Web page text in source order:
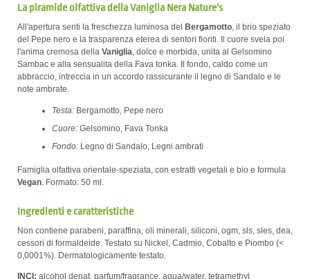
La piramide olfattiva della Vaniglia Nera Nature's
All'apertura senti la freschezza luminosa del Bergamotto, il brio speziato
del Pepe nero e la trasparenza eterea di sentori fioriti. Il cuore svela poi
l'anima cremosa della Vaniglia, dolce e morbida, unita al Gelsomino
Sambac e alla sensualita della Fava tonka. Il fondo, caldo come un
abbraccio, intreccia in un accordo rassicurante il legno di Sandalo e le
note ambrate.
Testa: Bergamotto, Pepe nero
Cuore: Gelsomino, Fava Tonka
Fondo: Legno di Sandalo, Legni ambrati
Famiglia olfattiva orientale-speziata, con estratti vegetali e bio e formula
Vegan. Formato: 50 ml.
Ingredienti e caratteristiche
Non contiene parabeni, paraffina, oli minerali, siliconi, ogm, sls, sles, dea,
cessori di formaldeide. Testato su Nickel, Cadmio, Cobalto e Piombo (<
0,0001%). Dermatologicamente testato.
INCI: alcohol denat, parfum/fragrance, aqua/water, tetramethyl